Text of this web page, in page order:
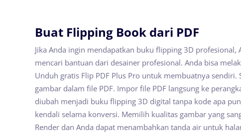
Buat Flipping Book dari PDF
Jika Anda ingin mendapatkan buku flipping 3D profesional,
mencari bantuan dari desainer profesional. Anda bisa
Unduh gratis Flip PDF Plus Pro untuk membuatnya sendiri.
gambar dalam file PDF. Impor file PDF langsung ke
diubah menjadi buku flipping 3D digital tanpa kode apa
kendali selama konversi. Memilih kualitas gambar yang
Render dan Anda dapat menambahkan tanda air untuk